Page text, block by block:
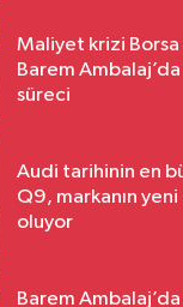
Maliyet krizi
Barem
süreci
Audi tarihinin en
Q9, markanın
oluyor
Barem